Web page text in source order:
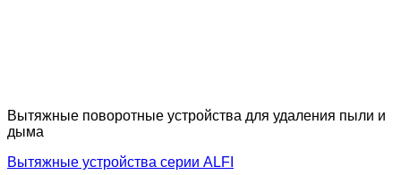
Вытяжные поворотные устройства для удаления пыли и
дыма
Вытяжные устройства серии ALFI